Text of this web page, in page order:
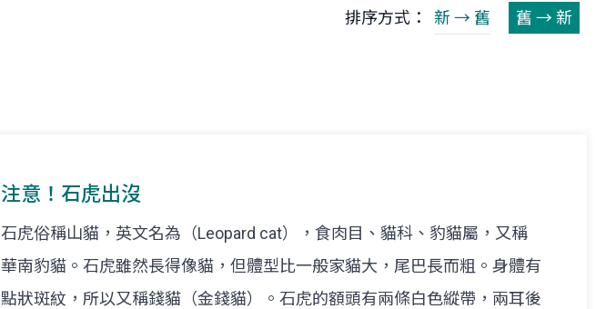
排序方式： 新 → 舊 舊 → 新
注意！石虎出沒
石虎俗稱山貓，英文名為（Leopard cat），食肉目、貓科、豹貓屬，又稱
華南豹貓。石虎雖然長得像貓，但體型比一般家貓大，尾巴長而粗。身體有
點狀斑紋，所以又稱錢貓（金錢貓）。石虎的額頭有兩條白色縱帶，兩耳後